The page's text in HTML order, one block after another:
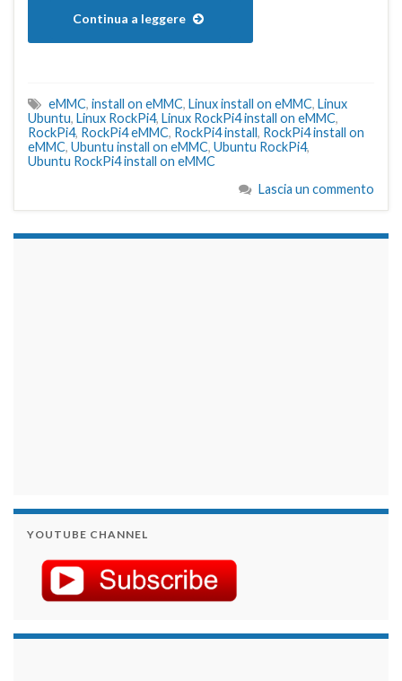
Continua a leggere
eMMC, install on eMMC, Linux install on eMMC, Linux
Ubuntu, Linux RockPi4, Linux RockPi4 install on eMMC,
RockPi4, RockPi4 eMMC, RockPi4 install, RockPi4 install on
eMMC, Ubuntu install on eMMC, Ubuntu RockPi4,
Ubuntu RockPi4 install on eMMC
Lascia un commento
YOUTUBE CHANNEL